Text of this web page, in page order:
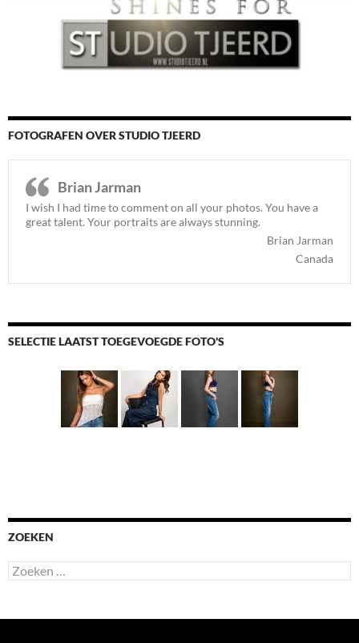
FOTOGRAFEN OVER STUDIO TJEERD
Brian Jarman
I wish I had time to comment on all your photos. You have a
great talent. Your portraits are always stunning.
Brian Jarman
Canada
SELECTIE LAATST TOEGEVOEGDE FOTO'S
ZOEKEN
Zoeken
naar: